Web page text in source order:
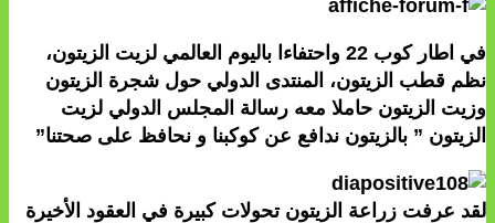
في اطار كوب 22 واحتفاءا باليوم العالمي لزيت الزيتون،
نظم قطب الزيتون، المنتدى الدولي حول شجرة الزيتون
وزيت الزيتون حاملا معه رسالة المجلس الدولي لزيت
الزيتون ” بالزيتون ندافع عن كوكبنا و نحافظ على صحتنا”
لقد عرفت زراعة الزيتون تحولات كبيرة في العقود الأخيرة